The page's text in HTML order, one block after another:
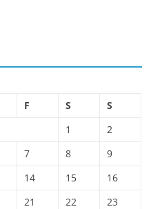
F S
S
1
2
7 8
9
14 15
16
21 22
23